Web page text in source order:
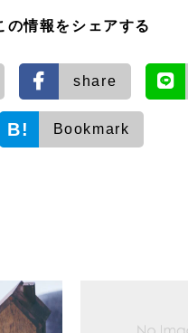
の情報をシェアする
share
Bookmark